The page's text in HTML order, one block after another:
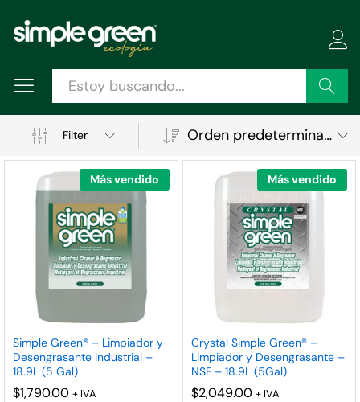
Buscar
Filter Orden predeterminado
Más vendido
Simple Green® – Limpiador y
Desengrasante Industrial –
18.9L (5 Gal)
$1,790.00 + IVA
Más vendido
Crystal Simple Green® –
Limpiador y Desengrasante –
NSF – 18.9L (5Gal)
$2,049.00 + IVA